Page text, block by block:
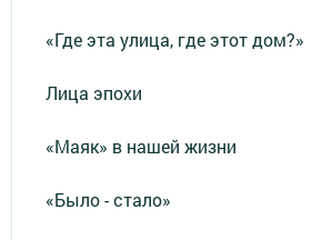
«Где эта улица, где этот дом?»
Лица эпохи
«Маяк» в нашей жизни
«Было - стало»